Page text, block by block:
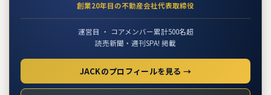
創業20年目の不動産会社代表取締役
運営目 ・ コアメンバー累計500名超
読売新聞・週刊SPA! 掲載
JACKのプロフィールを見る →